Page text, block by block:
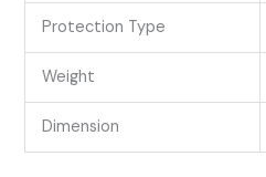
Protection Type
Weight
Dimension